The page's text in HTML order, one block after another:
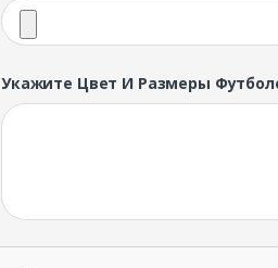
Укажите Цвет И Размеры